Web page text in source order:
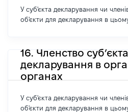
У суб'єкта декларування чи членів
об'єкти для декларування в цьому
16. Членство суб’єкта
декларування в
органах
У суб'єкта декларування чи членів
об'єкти для декларування в цьому